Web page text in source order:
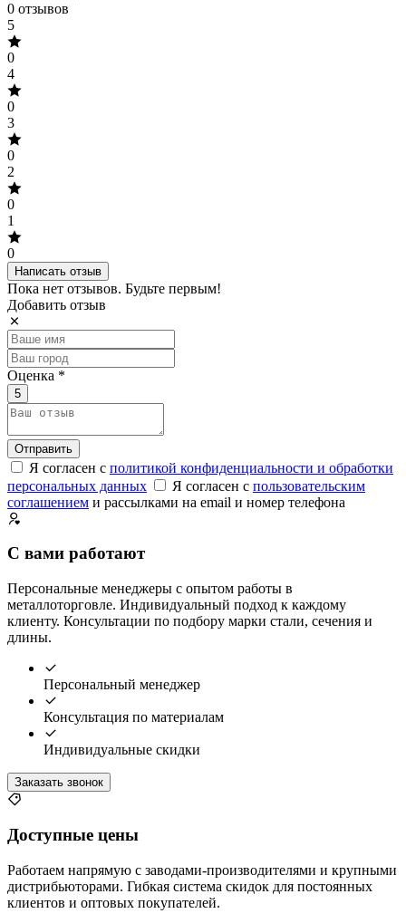
0 отзывов
5
0
4
0
3
0
2
0
1
0
Написать отзыв
Пока нет отзывов. Будьте первым!
Добавить отзыв
Оценка *
5
Отправить
Я согласен с политикой конфиденциальности и обработки
персональных данных
Я согласен с пользовательским
соглашением и рассылками на email и номер телефона
С вами работают
Персональные менеджеры с опытом работы в
металлоторговле. Индивидуальный подход к каждому
клиенту. Консультации по подбору марки стали, сечения и
длины.
Персональный менеджер
Консультация по материалам
Индивидуальные скидки
Заказать звонок
Доступные цены
Работаем напрямую с заводами-производителями и крупными
дистрибьюторами. Гибкая система скидок для постоянных
клиентов и оптовых покупателей.